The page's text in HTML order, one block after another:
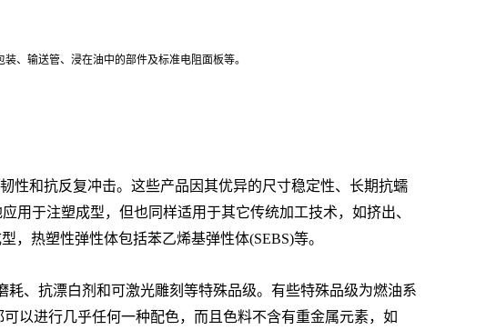
、输送管、浸在油中的部件及标准电阻面板等。
性和抗反复冲击。这些产品因其优异的尺寸稳定性、长期抗蠕
用于注塑成型，但也同样适用于其它传统加工技术，如挤出、
，热塑性弹性体包括苯乙烯基弹性体(SEBS)等。
、抗漂白剂和可激光雕刻等特殊品级。有些特殊品级为燃油系
以进行几乎任何一种配色，而且色料不含有重金属元素，如